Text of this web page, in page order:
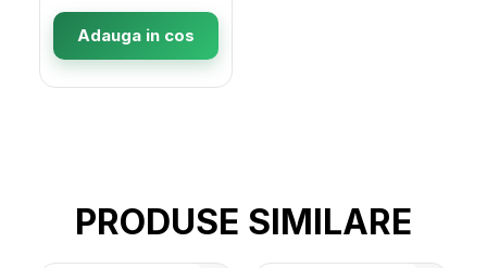
Adauga in cos
PRODUSE SIMILARE